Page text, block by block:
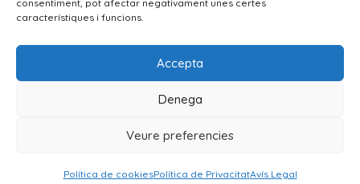
consentiment, pot afectar negativament unes certes
característiques i funcions.
Accepta
Denega
Veure preferencies
Política de cookiesPolítica de PrivacitatAvís Legal
dissabte: 9:00 - 13:00
Política de Privacitat
Digital|Segueix-nos a Instagram!